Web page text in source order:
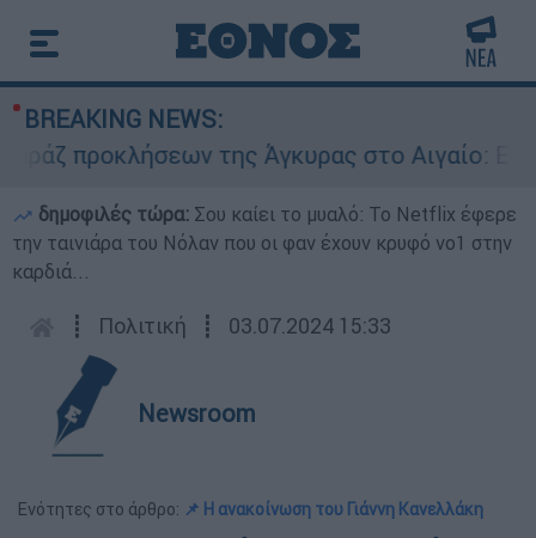
BREAKING NEWS:
προκλήσεων της Άγκυρας στο Αιγαίο:
δημοφιλές τώρα: Σου καίει το μυαλό: Το Netflix έφερε
την ταινιάρα του Νόλαν που οι φαν έχουν κρυφό νο1 στην
καρδιά...
┋ Πολιτική ┋ 03.07.2024 15:33
Newsroom
Ενότητες στο άρθρο: 📌 Η ανακοίνωση του Γιάννη Κανελλάκη